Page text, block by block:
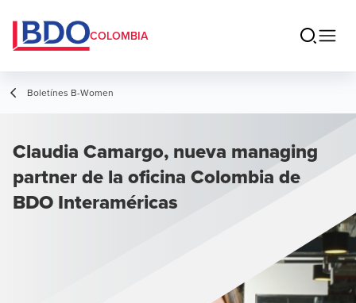
COLOMBIA
Boletínes B-Women
Claudia Camargo, nueva managing
partner de la oficina Colombia de
BDO Interaméricas